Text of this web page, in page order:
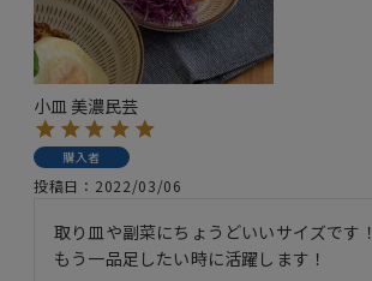
小皿 美濃民芸
購入者
投稿日 2022/03/06
取り皿や副菜にちょうどいいサイズです！
もう一品足したい時に活躍します！